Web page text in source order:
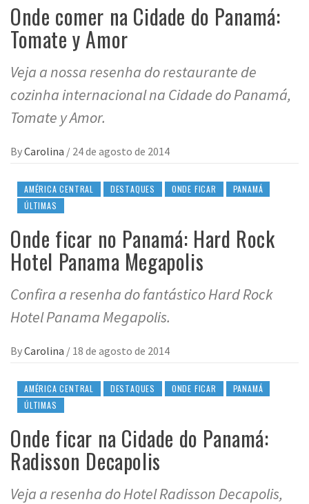
Onde comer na Cidade do Panamá:
Tomate y Amor
Veja a nossa resenha do restaurante de
cozinha internacional na Cidade do Panamá,
Tomate y Amor.
ByCarolina / 24 de agosto de 2014
AMÉRICA CENTRAL DESTAQUES ONDE FICAR
PANAMÁ
ÚLTIMAS
Onde ficar no Panamá: Hard Rock
Hotel Panama Megapolis
Confira a resenha do fantástico Hard Rock
Hotel Panama Megapolis.
ByCarolina / 18 de agosto de 2014
AMÉRICA CENTRAL DESTAQUES ONDE FICAR
PANAMÁ
ÚLTIMAS
Onde ficar na Cidade do Panamá:
Radisson Decapolis
Veja a resenha do Hotel Radisson Decapolis,